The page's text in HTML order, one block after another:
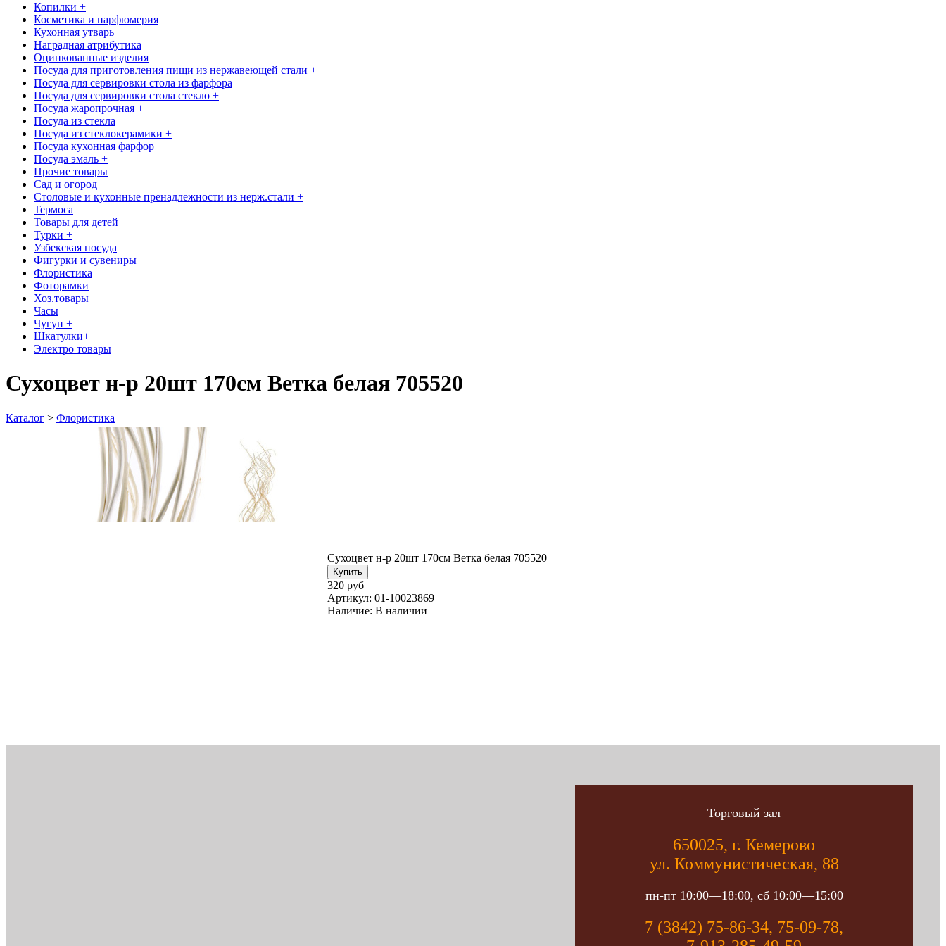
Копилки +
Косметика и парфюмерия
Кухонная утварь
Наградная атрибутика
Оцинкованные изделия
Посуда для приготовления пищи из нержавеющей стали +
Посуда для сервировки стола из фарфора
Посуда для сервировки стола стекло +
Посуда жаропрочная +
Посуда из стекла
Посуда из стеклокерамики +
Посуда кухонная фарфор +
Посуда эмаль +
Прочие товары
Сад и огород
Столовые и кухонные пренадлежности из нерж.стали +
Термоса
Товары для детей
Турки +
Узбекская посуда
Фигурки и сувениры
Флористика
Фоторамки
Хоз.товары
Часы
Чугун +
Шкатулки+
Электро товары
Сухоцвет н-р 20шт 170см Ветка белая 705520
Каталог > Флористика
Сухоцвет н-р 20шт 170см Ветка белая 705520
320 руб
Артикул: 01-10023869
Наличие: В наличии
Торговый зал
650025, г. Кемерово
ул. Коммунистическая, 88
пн-пт 10:00—18:00, сб 10:00—15:00
7 (3842) 75-86-34, 75-09-78,